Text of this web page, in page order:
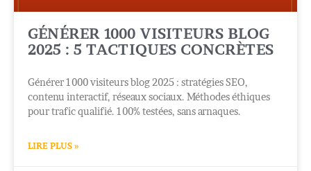
GÉNÉRER 1000 VISITEURS BLOG
2025 : 5 TACTIQUES CONCRÈTES
Générer 1000 visiteurs blog 2025 : stratégies SEO,
contenu interactif, réseaux sociaux. Méthodes éthiques
pour trafic qualifié. 100% testées, sans arnaques.
LIRE PLUS »